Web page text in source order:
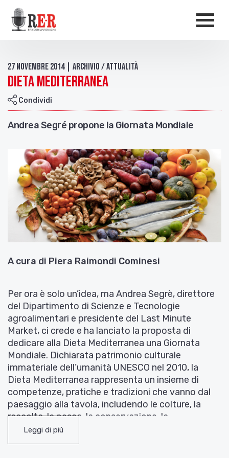
Salta al contenuto principale
27 Novembre 2014 | Archivio / Attualità
Dieta Mediterranea
Condividi
Andrea Segré propone la Giornata Mondiale
A cura di Piera Raimondi Cominesi
Per ora è solo un’idea, ma Andrea Segrè, direttore
del Dipartimento di Scienze e Tecnologie
agroalimentari e presidente del Last Minute
Market, ci crede e ha lanciato la proposta di
dedicare alla Dieta Mediterranea una Giornata
Mondiale. Dichiarata patrimonio culturale
immateriale dell’umanità UNESCO nel 2010, la
Dieta Mediterranea rappresenta un insieme di
competenze, pratiche e tradizioni che vanno dal
paesaggio alla tavola, includendo le colture, la
raccolta, la pesca, la conservazione, la
trasformazione, la preparazione e, in particolare, il
consumo di cibo. ll termine “Dieta” si riferisce
Leggi di più